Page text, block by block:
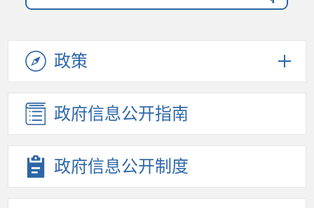
政策
政府信息公开指南
政府信息公开制度